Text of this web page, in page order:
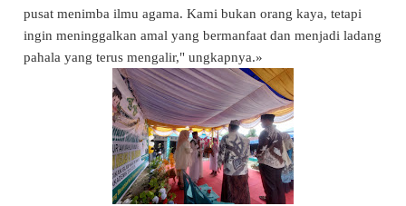
pusat menimba ilmu agama. Kami bukan orang kaya, tetapi
ingin meninggalkan amal yang bermanfaat dan menjadi ladang
pahala yang terus mengalir," ungkapnya.»